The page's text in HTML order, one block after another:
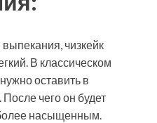
чизкейк
В классическом
оставить в
чего он будет
более насыщенным.